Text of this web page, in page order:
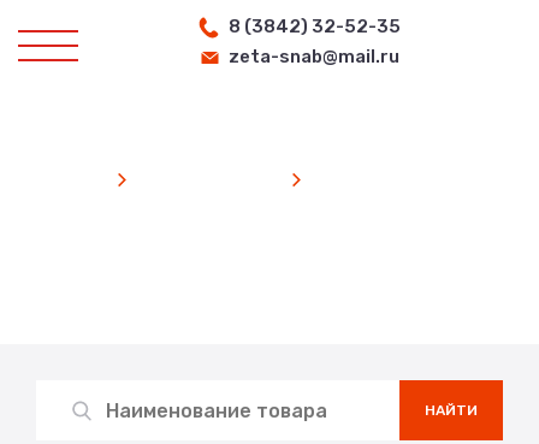
8 (3842) 32-52-35
zeta-snab@mail.ru
НАЙТИ